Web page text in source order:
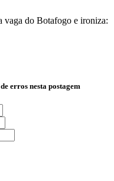
erros nesta postagem